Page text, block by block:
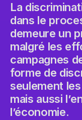
La
dans le
demeure un
malgré les
campagnes
forme de
seulement
mais aussi
l’économie.